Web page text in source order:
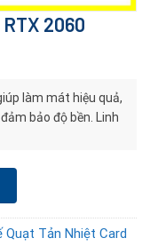
2060
làm mát hiệu quả,
bảo độ bền. Linh
lượng
Quạt Tản Nhiệt Card